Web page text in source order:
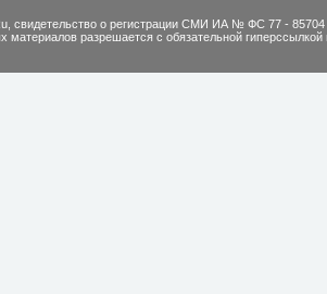
cвидетельство о регистрации СМИ ИА № ФС 77 - 85704
материалов разрешается с обязательной гиперссылкой